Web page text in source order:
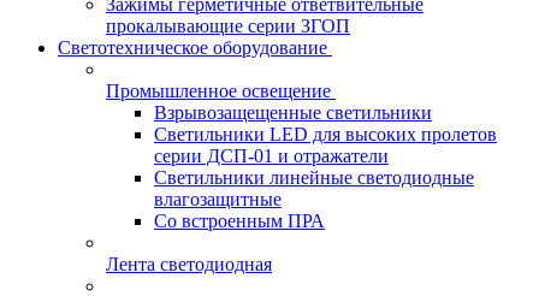
Зажимы герметичные ответвительные
прокалывающие серии ЗГОП
Светотехническое оборудование
Промышленное освещение
Взрывозащещенные светильники
Светильники LED для высоких пролетов
серии ДСП-01 и отражатели
Светильники линейные светодиодные
влагозащитные
Со встроенным ПРА
Лента светодиодная